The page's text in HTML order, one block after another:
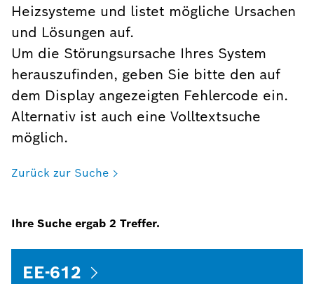
Heizsysteme und listet mögliche Ursachen
und Lösungen auf.
Um die Störungsursache Ihres System
herauszufinden, geben Sie bitte den auf
dem Display angezeigten Fehlercode ein.
Alternativ ist auch eine Volltextsuche
möglich.
Zurück zur Suche
Ihre Suche ergab 2 Treffer.
EE-612